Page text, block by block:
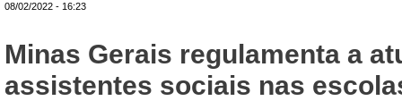
08/02/2022 - 16:23
Minas Gerais regulamenta a
assistentes sociais nas